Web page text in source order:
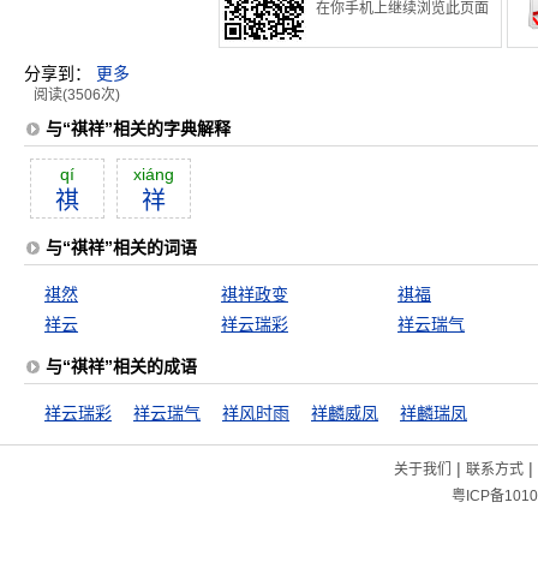
在你手机上继续浏览此页面
分享到： 更多
阅读(3506次)
与“祺祥”相关的字典解释
qí
祺
xiáng
祥
与“祺祥”相关的词语
祺然 祺祥政变
祺福
祥云
祥云瑞彩 祥云瑞气
与“祺祥”相关的成语
祥云瑞彩 祥云瑞气 祥风时雨 祥麟威凤 祥麟瑞凤
关于我们 | 联系方式|
粤ICP备